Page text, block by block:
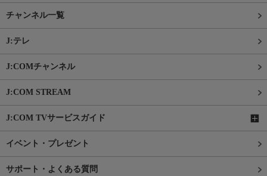
チャンネル一覧
J:テレ
J:COMチャンネル
J:COM STREAM
J:COM TVサービスガイド
イベント・プレゼント
サポート・よくある質問